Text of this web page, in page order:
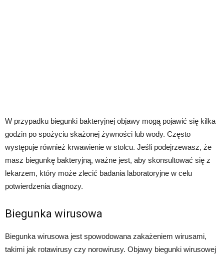
W przypadku biegunki bakteryjnej objawy mogą pojawić się kilka
godzin po spożyciu skażonej żywności lub wody. Często
występuje również krwawienie w stolcu. Jeśli podejrzewasz, że
masz biegunkę bakteryjną, ważne jest, aby skonsultować się z
lekarzem, który może zlecić badania laboratoryjne w celu
potwierdzenia diagnozy.
Biegunka wirusowa
Biegunka wirusowa jest spowodowana zakażeniem wirusami,
takimi jak rotawirusy czy norowirusy. Objawy biegunki wirusowej